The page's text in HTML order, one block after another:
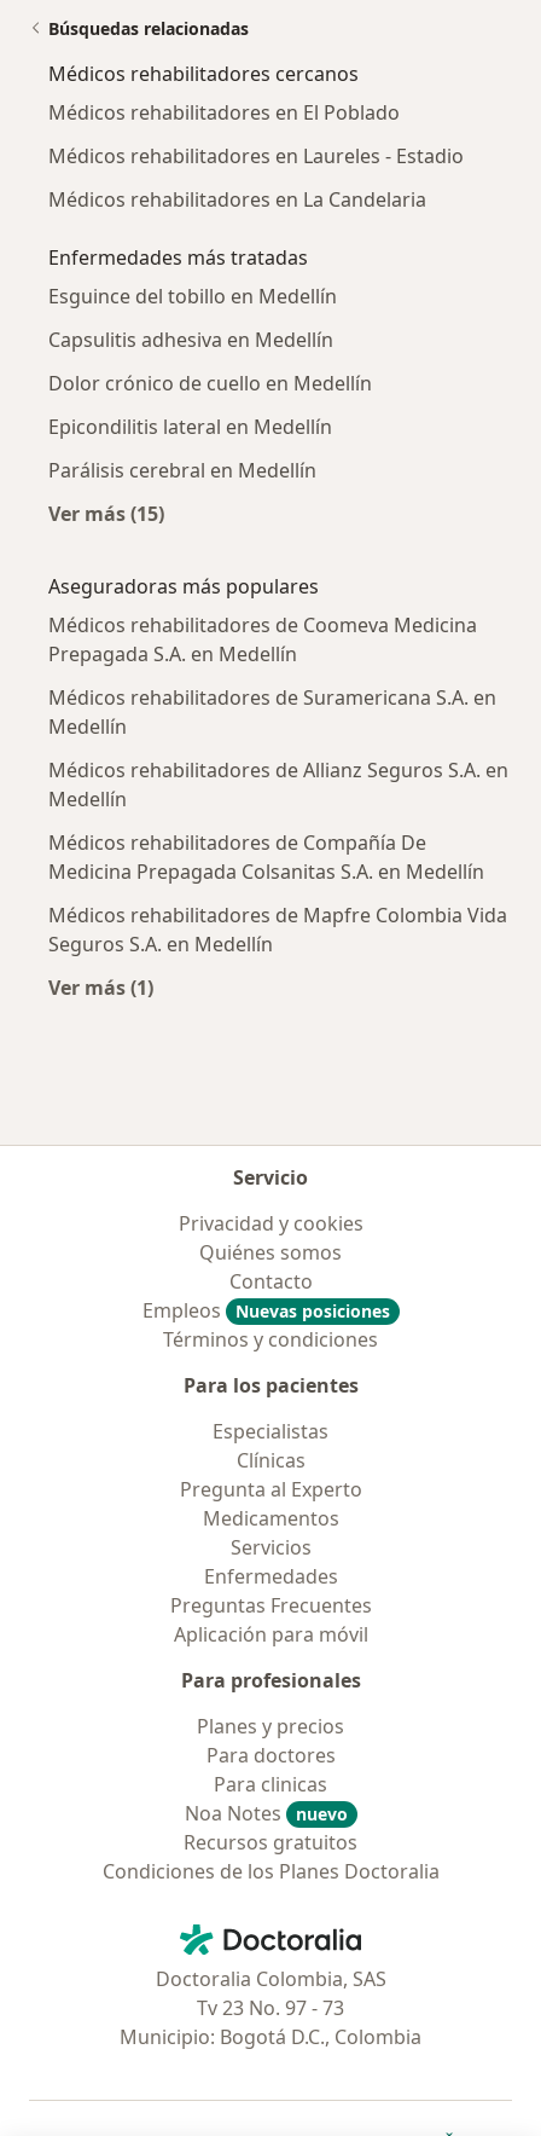
Búsquedas relacionadas
Médicos rehabilitadores cercanos
Médicos rehabilitadores en El Poblado
Médicos rehabilitadores en Laureles - Estadio
Médicos rehabilitadores en La Candelaria
Enfermedades más tratadas
Esguince del tobillo en Medellín
Capsulitis adhesiva en Medellín
Dolor crónico de cuello en Medellín
Epicondilitis lateral en Medellín
Parálisis cerebral en Medellín
Ver más (15)
Aseguradoras más populares
Médicos rehabilitadores de Coomeva Medicina
Prepagada S.A. en Medellín
Médicos rehabilitadores de Suramericana S.A. en
Medellín
Médicos rehabilitadores de Allianz Seguros S.A. en
Medellín
Médicos rehabilitadores de Compañía De
Medicina Prepagada Colsanitas S.A. en Medellín
Médicos rehabilitadores de Mapfre Colombia Vida
Seguros S.A. en Medellín
Ver más (1)
Servicio
Privacidad y cookies
Quiénes somos
Contacto
Empleos
Nuevas posiciones
Términos y condiciones
Para los pacientes
Especialistas
Clínicas
Pregunta al Experto
Medicamentos
Servicios
Enfermedades
Preguntas Frecuentes
Aplicación para móvil
Para profesionales
Planes y precios
Para doctores
Para clinicas
Noa Notes
nuevo
Recursos gratuitos
Condiciones de los Planes Doctoralia
Doctoralia - Página de inicio
Doctoralia Colombia, SAS
Tv 23 No. 97 - 73
Municipio: Bogotá D.C., Colombia